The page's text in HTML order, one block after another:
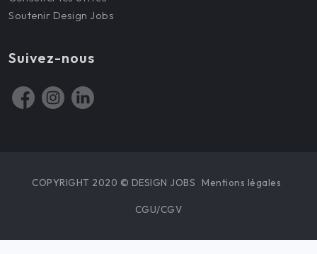
Soutenir Design Jobs
Suivez-nous
COPYRIGHT 2020 © DESIGN JOBS Mentions légales
CGU/CGV